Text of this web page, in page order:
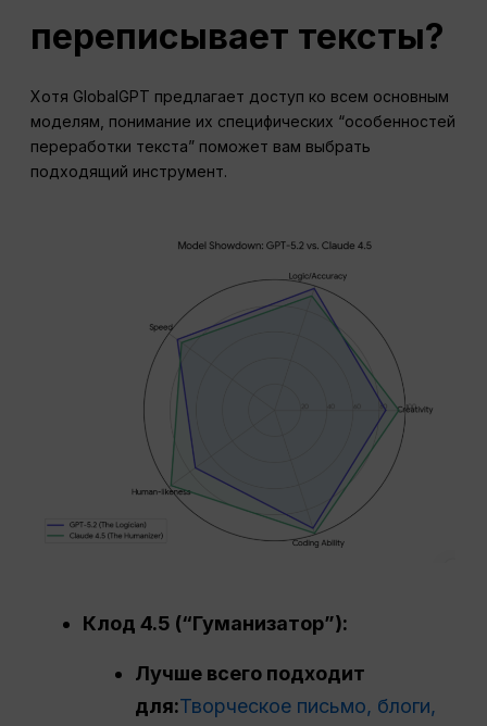
переписывает тексты?
Хотя GlobalGPT предлагает доступ ко всем основным
моделям, понимание их специфических “особенностей
переработки текста” поможет вам выбрать
подходящий инструмент.
Клод 4.5 (“Гуманизатор”):
Лучше всего подходит
для:Творческое письмо, блоги,